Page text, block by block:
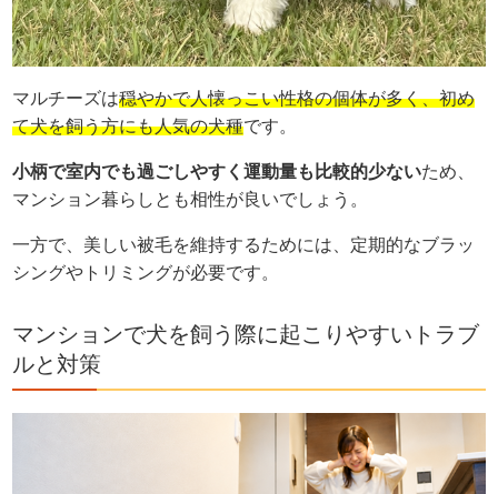
マルチーズは穏やかで人懐っこい性格の個体が多く、初め
て犬を飼う方にも人気の犬種です。
小柄で室内でも過ごしやすく運動量も比較的少ないため、
マンション暮らしとも相性が良いでしょう。
一方で、美しい被毛を維持するためには、定期的なブラッ
シングやトリミングが必要です。
マンションで犬を飼う際に起こりやすいトラブ
ルと対策